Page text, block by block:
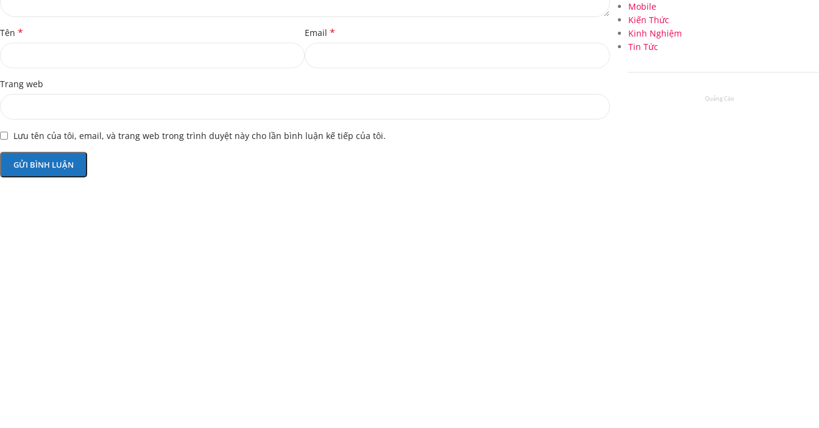
Tên * Email*
Trang web
Lưu tên của tôi, email, và trang web trong trình duyệt này cho lần bình luận kế tiếp của tôi.
Mobile
Kiến Thức
Kinh Nghiệm
Tin Tức